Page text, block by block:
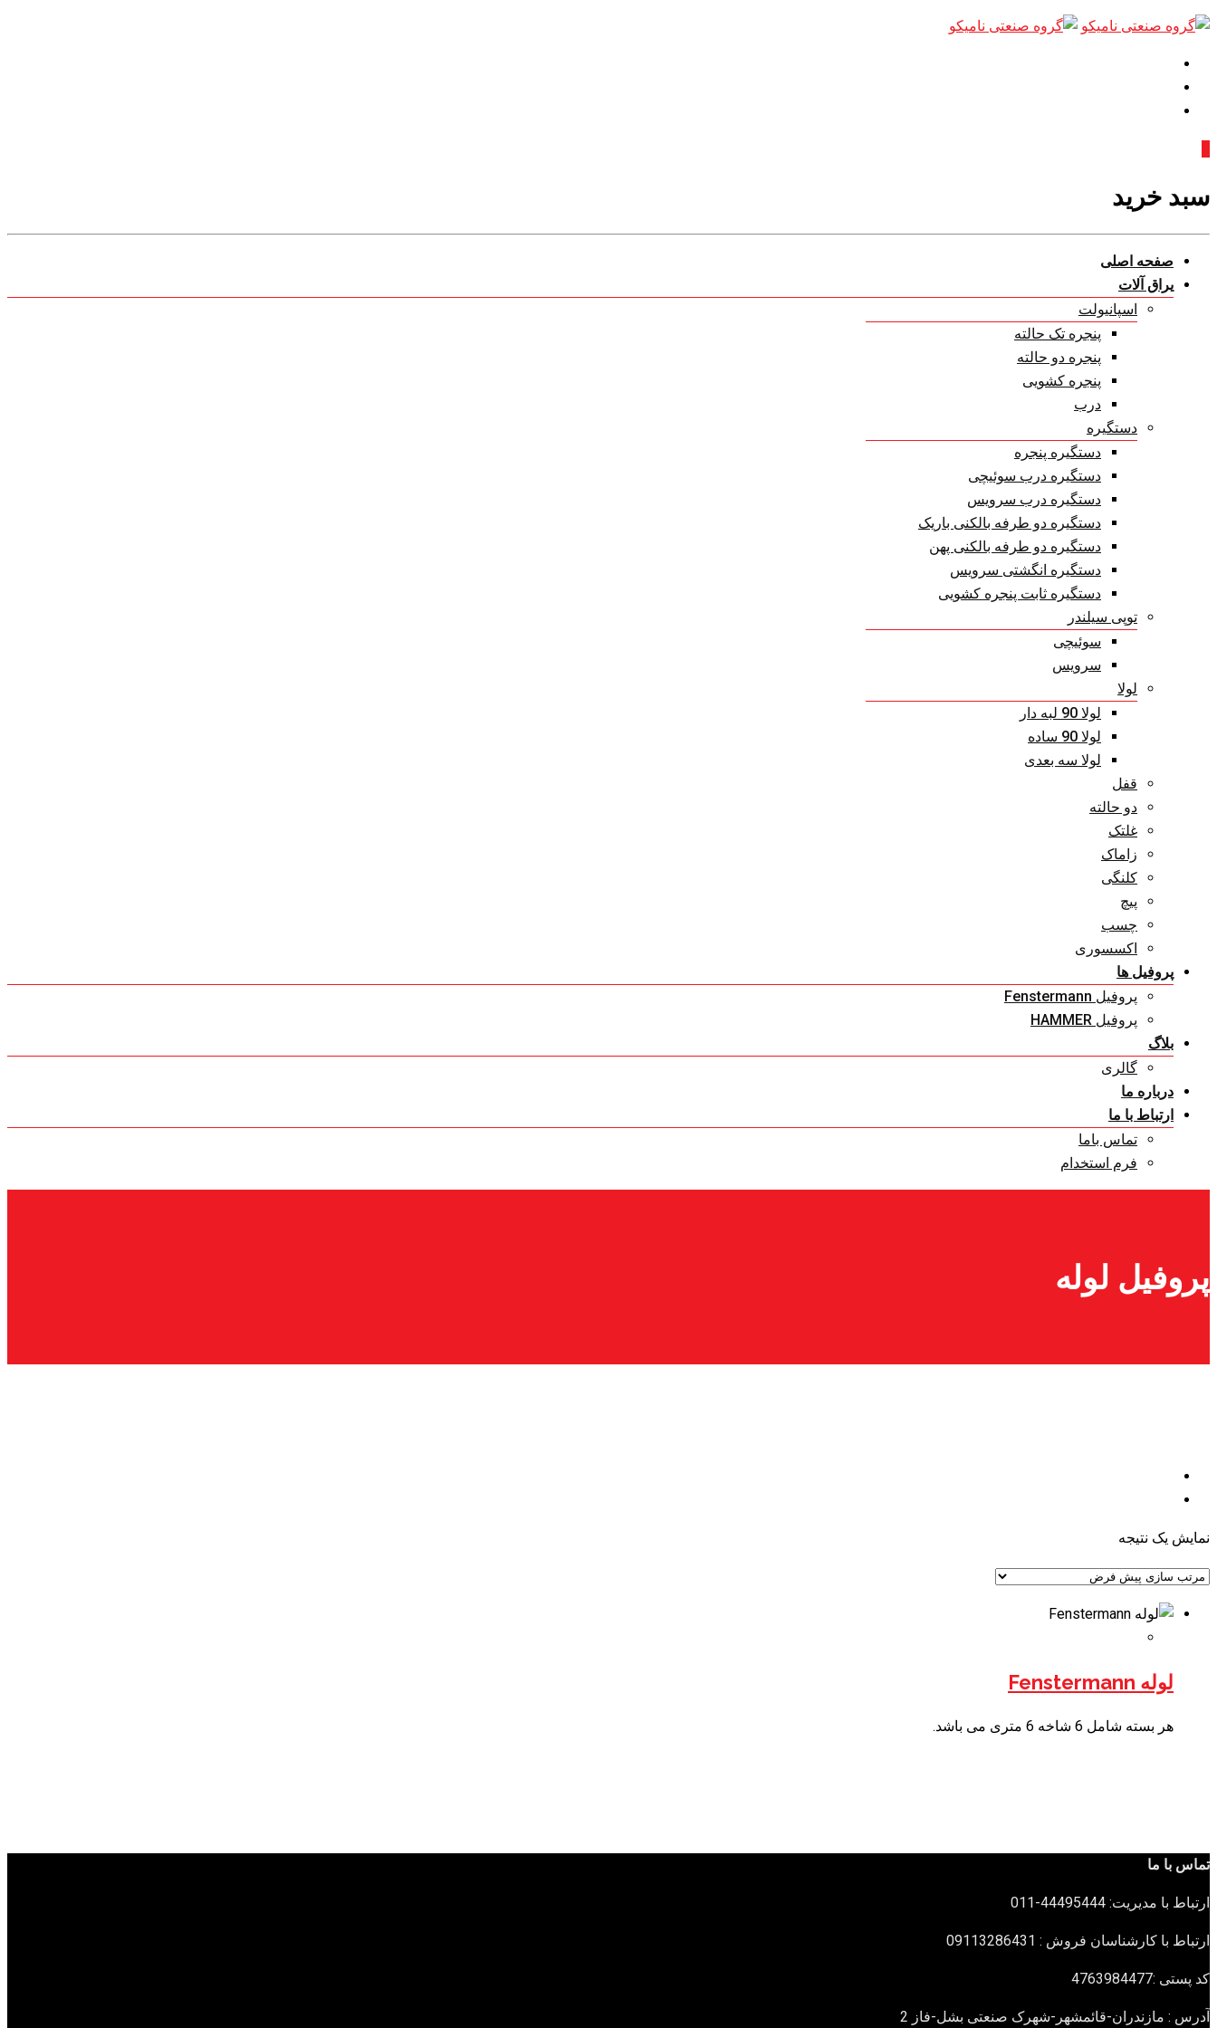
پرش
محتوا
سبد خرید
صفحه اصلی
یراق آلات
اسپانیولت
پنجره تک حالته
پنجره دو حالته
پنجره کشویی
درب
دستگیره
دستگیره پنجره
دستگیره درب سوئیچی
دستگیره درب سرویس
دستگیره دو طرفه بالکنی باریک
دستگیره دو طرفه بالکنی پهن
دستگیره انگشتی سرویس
دستگیره ثابت پنجره کشویی
توپی سیلندر
سوئیچی
سرویس
لولا
لولا 90 لبه دار
لولا 90 ساده
لولا سه بعدی
قفل
دو حالته
غلتک
زاماک
کلنگی
پیچ
چسب
اکسسوری
پروفیل ها
پروفیل Fenstermann
پروفیل HAMMER
بلاگ
گالری
درباره ما
ارتباط با ما
تماس باما
فرم استخدام
پروفیل لوله
نمایش یک نتیجه
لوله Fenstermann
هر بسته شامل 6 شاخه 6 متری می باشد.
تماس با ما
ارتباط با مدیریت: 44495444-011
ارتباط با کارشناسان فروش : 09113286431
کد پستی :4763984477
آدرس : مازندران-قائمشهر-شهرک صنعتی بشل-فاز 2